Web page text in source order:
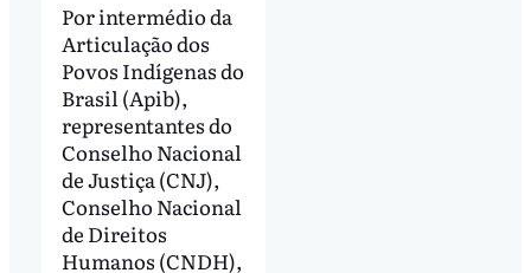
Por intermédio da
Articulação dos
Povos Indígenas do
Brasil (Apib),
representantes do
Conselho Nacional
de Justiça (CNJ),
Conselho Nacional
de Direitos
Humanos (CNDH),